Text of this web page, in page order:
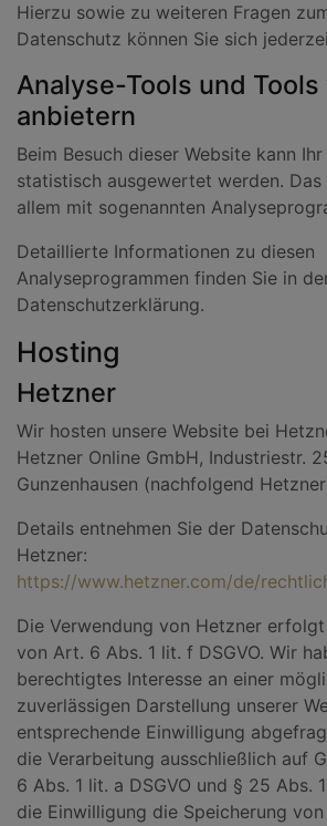
Hierzu sowie zu weiteren Fragen
Datenschutz können Sie sich
Analyse-Tools und
anbietern
Beim Besuch dieser Website kann
statistisch ausgewertet werden.
allem mit sogenannten
Detaillierte Informationen zu diesen
Analyseprogrammen finden Sie in
Datenschutzerklärung.
Hosting
Hetzner
Wir hosten unsere Website bei
Hetzner Online GmbH, Industriestr.
Gunzenhausen (nachfolgend
Details entnehmen Sie der
Hetzner:
https://www.hetzner.com/de/
Die Verwendung von Hetzner
von Art. 6 Abs. 1 lit. f DSGVO. Wir
berechtigtes Interesse an einer
zuverlässigen Darstellung unserer
entsprechende Einwilligung
die Verarbeitung ausschließlich auf
6 Abs. 1 lit. a DSGVO und § 25 Abs.
die Einwilligung die Speicherung